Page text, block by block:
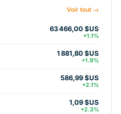
Voir tout →
63 466,00 $US
+1.1%
1 881,80 $US
+1.9%
586,99 $US
+2.1%
1,09 $US
+2.3%